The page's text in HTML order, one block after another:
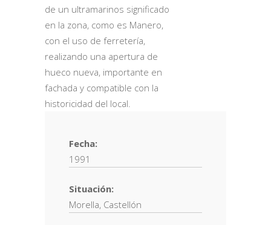
de un ultramarinos significado
en la zona, como es Manero,
con el uso de ferretería,
realizando una apertura de
hueco nueva, importante en
fachada y compatible con la
historicidad del local.
Fecha:
1991
Situación:
Morella, Castellón